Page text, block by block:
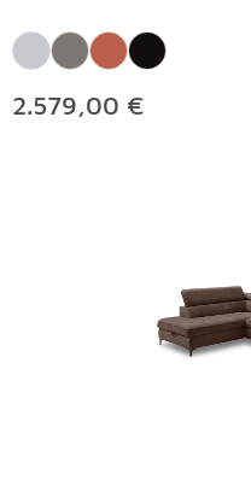
2.579,00 €